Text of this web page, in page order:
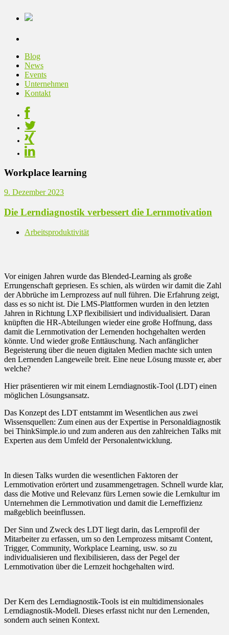
Blog
News
Events
Unternehmen
Kontakt
Workplace learning
9. Dezember 2023
Die Lerndiagnostik verbessert die Lernmotivation
Arbeitsproduktivität
Vor einigen Jahren wurde das Blended-Learning als große
Errungenschaft gepriesen. Es schien, als würden wir damit die Zahl
der Abbrüche im Lernprozess auf null führen. Die Erfahrung zeigt,
dass es so nicht ist. Die LMS-Plattformen wurden in den letzten
Jahren in Richtung LXP flexibilisiert und individualisiert. Daran
knüpften die HR-Abteilungen wieder eine große Hoffnung, dass
damit die Lernmotivation der Lernenden hochgehalten werden
könnte. Und wieder große Enttäuschung. Nach anfänglicher
Begeisterung über die neuen digitalen Medien machte sich unten
den Lernenden Langeweile breit. Eine neue Lösung musste er, aber
welche?
Hier präsentieren wir mit einem Lerndiagnostik-Tool (LDT) einen
möglichen Lösungsansatz.
Das Konzept des LDT entstammt im Wesentlichen aus zwei
Wissensquellen: Zum einen aus der Expertise in Personaldiagnostik
bei ThinkSimple.io und zum anderen aus den zahlreichen Talks mit
Experten aus dem Umfeld der Personalentwicklung.
In diesen Talks wurden die wesentlichen Faktoren der
Lernmotivation erörtert und zusammengetragen. Schnell wurde klar,
dass die Motive und Relevanz fürs Lernen sowie die Lernkultur im
Unternehmen die Lernmotivation und damit die Lerneffizienz
maßgeblich beeinflussen.
Der Sinn und Zweck des LDT liegt darin, das Lernprofil der
Mitarbeiter zu erfassen, um so den Lernprozess mitsamt Content,
Trigger, Community, Workplace Learning, usw. so zu
individualisieren und flexibilisieren, dass der Pegel der
Lernmotivation über die Lernzeit hochgehalten wird.
Der Kern des Lerndiagnostik-Tools ist ein multidimensionales
Lerndiagnostik-Modell. Dieses erfasst nicht nur den Lernenden,
sondern auch seinen Kontext.